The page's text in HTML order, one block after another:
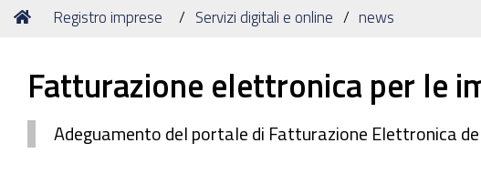
Tu
Home
Registro imprese Servizi digitali e online news
Fatturazione elettronica per le
Adeguamento del portale di Fatturazione Elettronica